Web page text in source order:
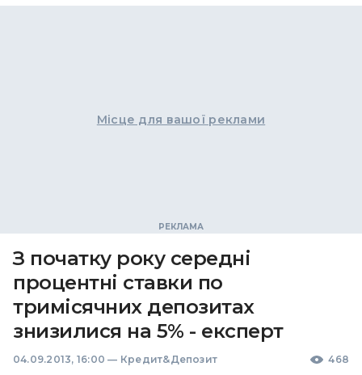
Місце для вашої реклами
З початку року середні
процентні ставки по
тримісячних депозитах
знизилися на 5% - експерт
04.09.2013, 16:00 — Кредит&Депозит 468